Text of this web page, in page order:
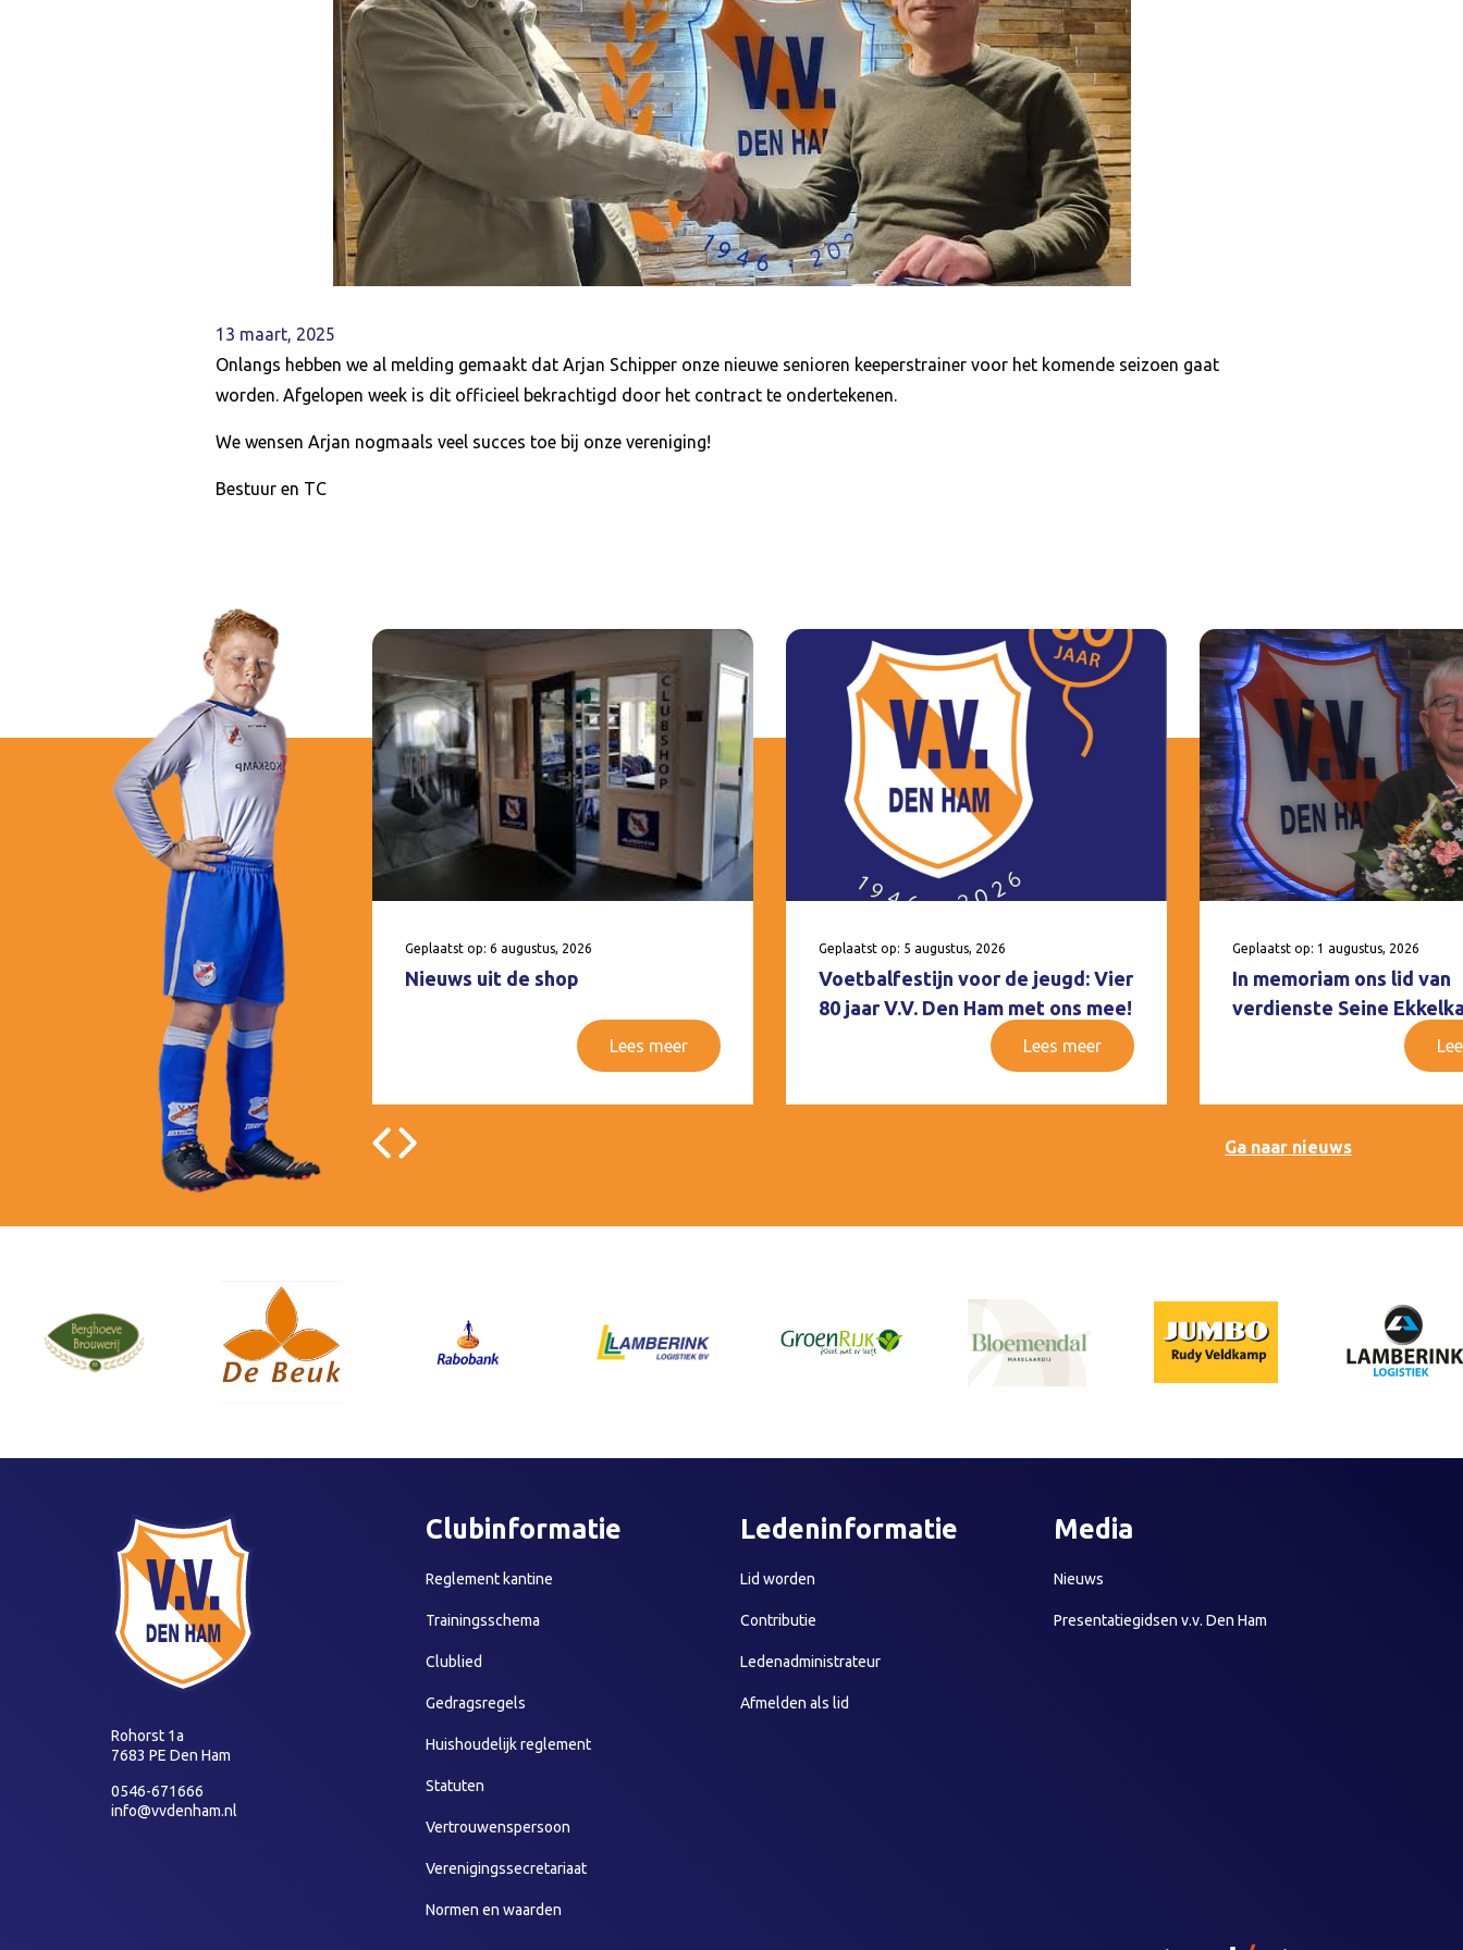
13 maart, 2025
Onlangs hebben we al melding gemaakt dat Arjan Schipper onze nieuwe senioren keeperstrainer voor het komende seizoen gaat
worden. Afgelopen week is dit officieel bekrachtigd door het contract te ondertekenen.
We wensen Arjan nogmaals veel succes toe bij onze vereniging!
Bestuur en TC
Geplaatst op: 6 augustus, 2026
Nieuws uit de shop
Lees meer
Geplaatst op: 5 augustus, 2026
Voetbalfestijn voor de jeugd: Vier
80 jaar V.V. Den Ham met ons mee!
Lees meer
Geplaatst op: 1 augustus, 2026
In memoriam ons lid van
verdienste Seine
Ga naar nieuws
Rohorst 1a
7683 PE Den Ham
0546-671666
info@vvdenham.nl
Clubinformatie
Reglement kantine
Trainingsschema
Clublied
Gedragsregels
Huishoudelijk reglement
Statuten
Vertrouwenspersoon
Verenigingssecretariaat
Normen en waarden
Ledeninformatie
Lid worden
Contributie
Ledenadministrateur
Afmelden als lid
Media
Nieuws
Presentatiegidsen v.v. Den Ham